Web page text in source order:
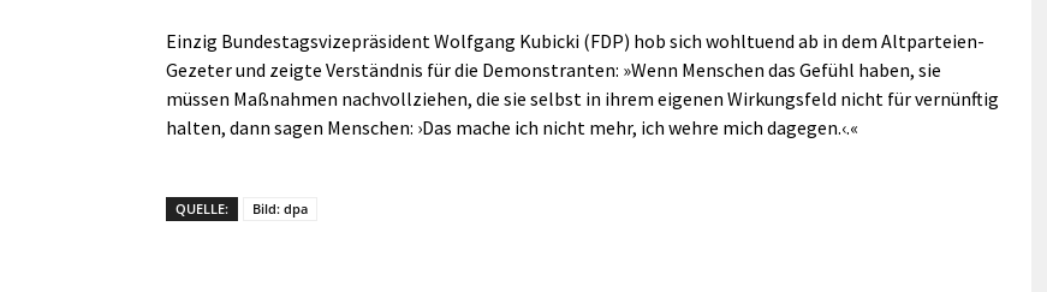
Einzig Bundestagsvizepräsident Wolfgang Kubicki (FDP) hob sich wohltuend ab in dem Altparteien-
Gezeter und zeigte Verständnis für die Demonstranten: »Wenn Menschen das Gefühl haben, sie
müssen Maßnahmen nachvollziehen, die sie selbst in ihrem eigenen Wirkungsfeld nicht für vernünftig
halten, dann sagen Menschen: ›Das mache ich nicht mehr, ich wehre mich dagegen.‹.«
QUELLE: Bild: dpa